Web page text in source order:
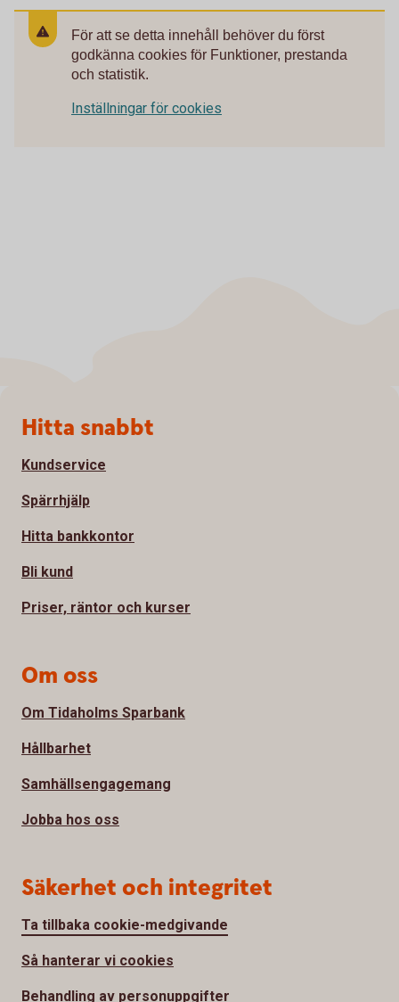
För att se detta innehåll behöver du först
godkänna cookies för Funktioner, prestanda
och statistik.
Inställningar för cookies
Sidfot
Hitta snabbt
Kundservice
Spärrhjälp
Hitta bankkontor
Bli kund
Priser, räntor och kurser
Om oss
Om Tidaholms Sparbank
Hållbarhet
Samhällsengagemang
Jobba hos oss
Säkerhet och integritet
Ta tillbaka cookie-medgivande
Så hanterar vi cookies
Behandling av personuppgifter